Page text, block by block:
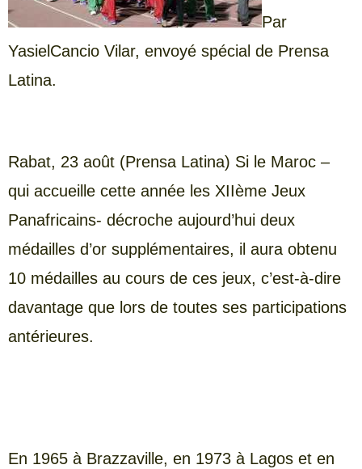
Par
YasielCancio Vilar, envoyé spécial de Prensa
Latina.
Rabat, 23 août (Prensa Latina) Si le Maroc –
qui accueille cette année les XIIème Jeux
Panafricains- décroche aujourd’hui deux
médailles d’or supplémentaires, il aura obtenu
10 médailles au cours de ces jeux, c’est-à-dire
davantage que lors de toutes ses participations
antérieures.
En 1965 à Brazzaville, en 1973 à Lagos et en